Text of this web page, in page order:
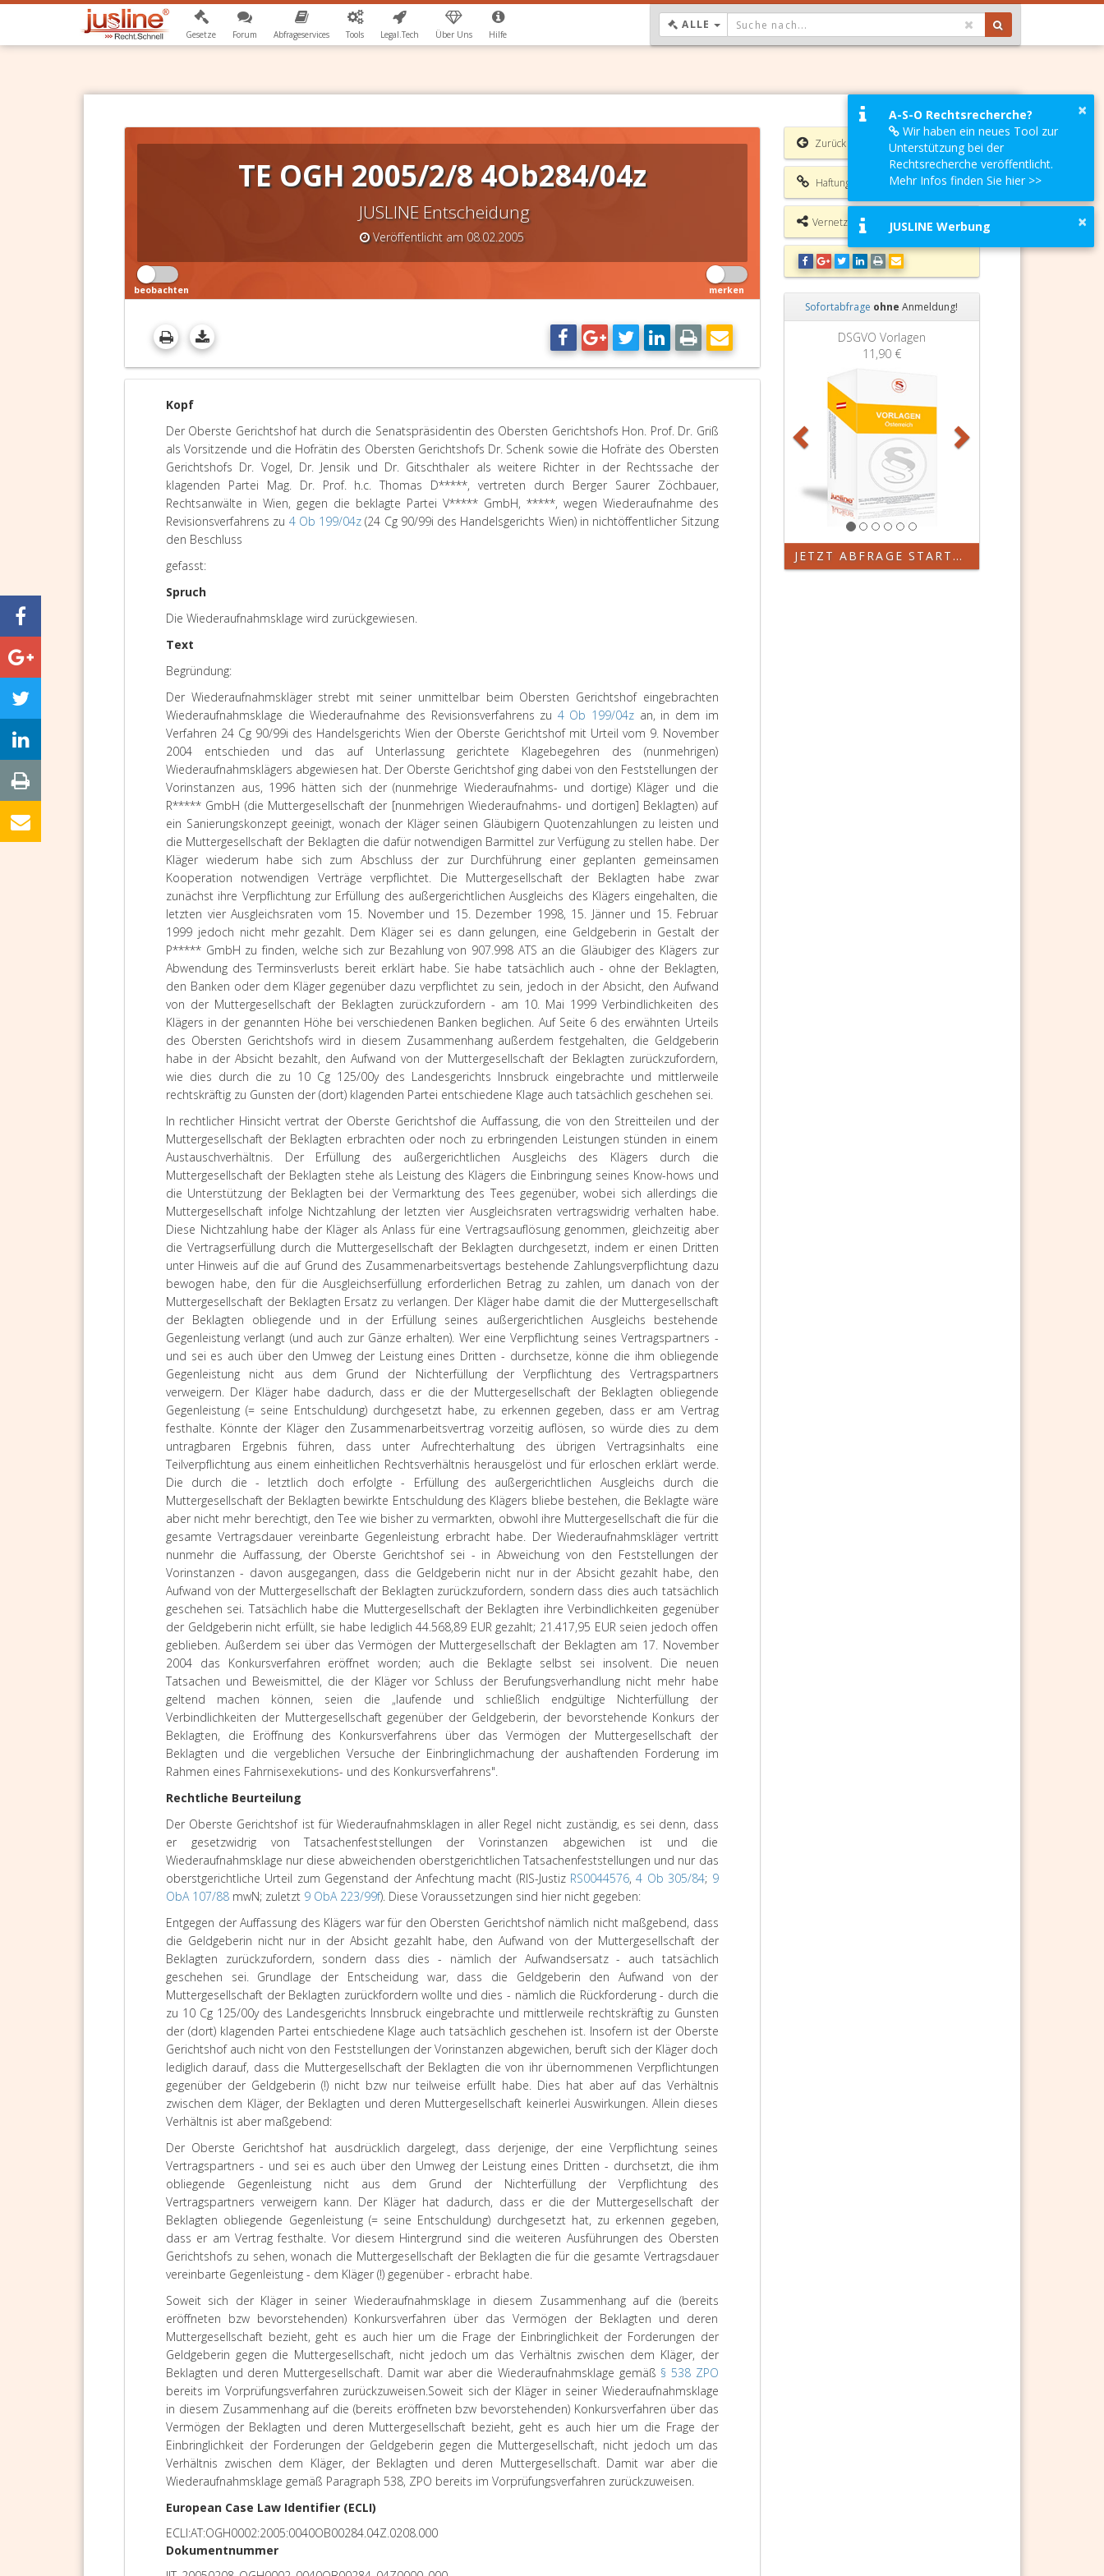
Gesetze Forum Abfrageservices Tools Legal.Tech Über Uns Hilfe
ALLE DROPDOWN: GEWÄHLTER WERT IST ALLE
TE OGH 2005/2/8 4Ob284/04z
JUSLINE Entscheidung
Veröffentlicht am 08.02.2005
beobachten merken
Kopf
Der Oberste Gerichtshof hat durch die Senatspräsidentin des Obersten Gerichtshofs Hon. Prof. Dr. Griß
als Vorsitzende und die Hofrätin des Obersten Gerichtshofs Dr. Schenk sowie die Hofräte des Obersten
Gerichtshofs Dr. Vogel, Dr. Jensik und Dr. Gitschthaler als weitere Richter in der Rechtssache der
klagenden Partei Mag. Dr. Prof. h.c. Thomas D*****, vertreten durch Berger Saurer Zöchbauer,
Rechtsanwälte in Wien, gegen die beklagte Partei V***** GmbH, *****, wegen Wiederaufnahme des
Revisionsverfahrens zu 4 Ob 199/04z (24 Cg 90/99i des Handelsgerichts Wien) in nichtöffentlicher Sitzung
den Beschluss
gefasst:
Spruch
Die Wiederaufnahmsklage wird zurückgewiesen.
Text
Begründung:
Der Wiederaufnahmskläger strebt mit seiner unmittelbar beim Obersten Gerichtshof eingebrachten
Wiederaufnahmsklage die Wiederaufnahme des Revisionsverfahrens zu 4 Ob 199/04z an, in dem im
Verfahren 24 Cg 90/99i des Handelsgerichts Wien der Oberste Gerichtshof mit Urteil vom 9. November
2004 entschieden und das auf Unterlassung gerichtete Klagebegehren des (nunmehrigen)
Wiederaufnahmsklägers abgewiesen hat. Der Oberste Gerichtshof ging dabei von den Feststellungen der
Vorinstanzen aus, 1996 hätten sich der (nunmehrige Wiederaufnahms- und dortige) Kläger und die
R***** GmbH (die Muttergesellschaft der [nunmehrigen Wiederaufnahms- und dortigen] Beklagten) auf
ein Sanierungskonzept geeinigt, wonach der Kläger seinen Gläubigern Quotenzahlungen zu leisten und
die Muttergesellschaft der Beklagten die dafür notwendigen Barmittel zur Verfügung zu stellen habe. Der
Kläger wiederum habe sich zum Abschluss der zur Durchführung einer geplanten gemeinsamen
Kooperation notwendigen Verträge verpflichtet. Die Muttergesellschaft der Beklagten habe zwar
zunächst ihre Verpflichtung zur Erfüllung des außergerichtlichen Ausgleichs des Klägers eingehalten, die
letzten vier Ausgleichsraten vom 15. November und 15. Dezember 1998, 15. Jänner und 15. Februar
1999 jedoch nicht mehr gezahlt. Dem Kläger sei es dann gelungen, eine Geldgeberin in Gestalt der
P***** GmbH zu finden, welche sich zur Bezahlung von 907.998 ATS an die Gläubiger des Klägers zur
Abwendung des Terminsverlusts bereit erklärt habe. Sie habe tatsächlich auch - ohne der Beklagten,
den Banken oder dem Kläger gegenüber dazu verpflichtet zu sein, jedoch in der Absicht, den Aufwand
von der Muttergesellschaft der Beklagten zurückzufordern - am 10. Mai 1999 Verbindlichkeiten des
Klägers in der genannten Höhe bei verschiedenen Banken beglichen. Auf Seite 6 des erwähnten Urteils
des Obersten Gerichtshofs wird in diesem Zusammenhang außerdem festgehalten, die Geldgeberin
habe in der Absicht bezahlt, den Aufwand von der Muttergesellschaft der Beklagten zurückzufordern,
wie dies durch die zu 10 Cg 125/00y des Landesgerichts Innsbruck eingebrachte und mittlerweile
rechtskräftig zu Gunsten der (dort) klagenden Partei entschiedene Klage auch tatsächlich geschehen sei.
In rechtlicher Hinsicht vertrat der Oberste Gerichtshof die Auffassung, die von den Streitteilen und der
Muttergesellschaft der Beklagten erbrachten oder noch zu erbringenden Leistungen stünden in einem
Austauschverhältnis. Der Erfüllung des außergerichtlichen Ausgleichs des Klägers durch die
Muttergesellschaft der Beklagten stehe als Leistung des Klägers die Einbringung seines Know-hows und
die Unterstützung der Beklagten bei der Vermarktung des Tees gegenüber, wobei sich allerdings die
Muttergesellschaft infolge Nichtzahlung der letzten vier Ausgleichsraten vertragswidrig verhalten habe.
Diese Nichtzahlung habe der Kläger als Anlass für eine Vertragsauflösung genommen, gleichzeitig aber
die Vertragserfüllung durch die Muttergesellschaft der Beklagten durchgesetzt, indem er einen Dritten
unter Hinweis auf die auf Grund des Zusammenarbeitsvertags bestehende Zahlungsverpflichtung dazu
bewogen habe, den für die Ausgleichserfüllung erforderlichen Betrag zu zahlen, um danach von der
Muttergesellschaft der Beklagten Ersatz zu verlangen. Der Kläger habe damit die der Muttergesellschaft
der Beklagten obliegende und in der Erfüllung seines außergerichtlichen Ausgleichs bestehende
Gegenleistung verlangt (und auch zur Gänze erhalten). Wer eine Verpflichtung seines Vertragspartners -
und sei es auch über den Umweg der Leistung eines Dritten - durchsetze, könne die ihm obliegende
Gegenleistung nicht aus dem Grund der Nichterfüllung der Verpflichtung des Vertragspartners
verweigern. Der Kläger habe dadurch, dass er die der Muttergesellschaft der Beklagten obliegende
Gegenleistung (= seine Entschuldung) durchgesetzt habe, zu erkennen gegeben, dass er am Vertrag
festhalte. Könnte der Kläger den Zusammenarbeitsvertrag vorzeitig auflösen, so würde dies zu dem
untragbaren Ergebnis führen, dass unter Aufrechterhaltung des übrigen Vertragsinhalts eine
Teilverpflichtung aus einem einheitlichen Rechtsverhältnis herausgelöst und für erloschen erklärt werde.
Die durch die - letztlich doch erfolgte - Erfüllung des außergerichtlichen Ausgleichs durch die
Muttergesellschaft der Beklagten bewirkte Entschuldung des Klägers bliebe bestehen, die Beklagte wäre
aber nicht mehr berechtigt, den Tee wie bisher zu vermarkten, obwohl ihre Muttergesellschaft die für die
gesamte Vertragsdauer vereinbarte Gegenleistung erbracht habe. Der Wiederaufnahmskläger vertritt
nunmehr die Auffassung, der Oberste Gerichtshof sei - in Abweichung von den Feststellungen der
Vorinstanzen - davon ausgegangen, dass die Geldgeberin nicht nur in der Absicht gezahlt habe, den
Aufwand von der Muttergesellschaft der Beklagten zurückzufordern, sondern dass dies auch tatsächlich
geschehen sei. Tatsächlich habe die Muttergesellschaft der Beklagten ihre Verbindlichkeiten gegenüber
der Geldgeberin nicht erfüllt, sie habe lediglich 44.568,89 EUR gezahlt; 21.417,95 EUR seien jedoch offen
geblieben. Außerdem sei über das Vermögen der Muttergesellschaft der Beklagten am 17. November
2004 das Konkursverfahren eröffnet worden; auch die Beklagte selbst sei insolvent. Die neuen
Tatsachen und Beweismittel, die der Kläger vor Schluss der Berufungsverhandlung nicht mehr habe
geltend machen können, seien die „laufende und schließlich endgültige Nichterfüllung der
Verbindlichkeiten der Muttergesellschaft gegenüber der Geldgeberin, der bevorstehende Konkurs der
Beklagten, die Eröffnung des Konkursverfahrens über das Vermögen der Muttergesellschaft der
Beklagten und die vergeblichen Versuche der Einbringlichmachung der aushaftenden Forderung im
Rahmen eines Fahrnisexekutions- und des Konkursverfahrens".
Rechtliche Beurteilung
Der Oberste Gerichtshof ist für Wiederaufnahmsklagen in aller Regel nicht zuständig, es sei denn, dass
er gesetzwidrig von Tatsachenfeststellungen der Vorinstanzen abgewichen ist und die
Wiederaufnahmsklage nur diese abweichenden oberstgerichtlichen Tatsachenfeststellungen und nur das
oberstgerichtliche Urteil zum Gegenstand der Anfechtung macht (RIS-Justiz RS0044576,4 Ob 305/84; 9
ObA 107/88 mwN; zuletzt 9 ObA 223/99f). Diese Voraussetzungen sind hier nicht gegeben:
Entgegen der Auffassung des Klägers war für den Obersten Gerichtshof nämlich nicht maßgebend, dass
die Geldgeberin nicht nur in der Absicht gezahlt habe, den Aufwand von der Muttergesellschaft der
Beklagten zurückzufordern, sondern dass dies - nämlich der Aufwandsersatz - auch tatsächlich
geschehen sei. Grundlage der Entscheidung war, dass die Geldgeberin den Aufwand von der
Muttergesellschaft der Beklagten zurückfordern wollte und dies - nämlich die Rückforderung - durch die
zu 10 Cg 125/00y des Landesgerichts Innsbruck eingebrachte und mittlerweile rechtskräftig zu Gunsten
der (dort) klagenden Partei entschiedene Klage auch tatsächlich geschehen ist. Insofern ist der Oberste
Gerichtshof auch nicht von den Feststellungen der Vorinstanzen abgewichen, beruft sich der Kläger doch
lediglich darauf, dass die Muttergesellschaft der Beklagten die von ihr übernommenen Verpflichtungen
gegenüber der Geldgeberin (!) nicht bzw nur teilweise erfüllt habe. Dies hat aber auf das Verhältnis
zwischen dem Kläger, der Beklagten und deren Muttergesellschaft keinerlei Auswirkungen. Allein dieses
Verhältnis ist aber maßgebend:
Der Oberste Gerichtshof hat ausdrücklich dargelegt, dass derjenige, der eine Verpflichtung seines
Vertragspartners - und sei es auch über den Umweg der Leistung eines Dritten - durchsetzt, die ihm
obliegende Gegenleistung nicht aus dem Grund der Nichterfüllung der Verpflichtung des
Vertragspartners verweigern kann. Der Kläger hat dadurch, dass er die der Muttergesellschaft der
Beklagten obliegende Gegenleistung (= seine Entschuldung) durchgesetzt hat, zu erkennen gegeben,
dass er am Vertrag festhalte. Vor diesem Hintergrund sind die weiteren Ausführungen des Obersten
Gerichtshofs zu sehen, wonach die Muttergesellschaft der Beklagten die für die gesamte Vertragsdauer
vereinbarte Gegenleistung - dem Kläger (!) gegenüber - erbracht habe.
Soweit sich der Kläger in seiner Wiederaufnahmsklage in diesem Zusammenhang auf die (bereits
eröffneten bzw bevorstehenden) Konkursverfahren über das Vermögen der Beklagten und deren
Muttergesellschaft bezieht, geht es auch hier um die Frage der Einbringlichkeit der Forderungen der
Geldgeberin gegen die Muttergesellschaft, nicht jedoch um das Verhältnis zwischen dem Kläger, der
Beklagten und deren Muttergesellschaft. Damit war aber die Wiederaufnahmsklage gemäß § 538 ZPO
bereits im Vorprüfungsverfahren zurückzuweisen.Soweit sich der Kläger in seiner Wiederaufnahmsklage
in diesem Zusammenhang auf die (bereits eröffneten bzw bevorstehenden) Konkursverfahren über das
Vermögen der Beklagten und deren Muttergesellschaft bezieht, geht es auch hier um die Frage der
Einbringlichkeit der Forderungen der Geldgeberin gegen die Muttergesellschaft, nicht jedoch um das
Verhältnis zwischen dem Kläger, der Beklagten und deren Muttergesellschaft. Damit war aber die
Wiederaufnahmsklage gemäß Paragraph 538, ZPO bereits im Vorprüfungsverfahren zurückzuweisen.
European Case Law Identifier (ECLI)
ECLI:AT:OGH0002:2005:0040OB00284.04Z.0208.000
Dokumentnummer
Zurück
Haftungsausschluss
Vernetzungsmöglichkeiten
Sofortabfrage ohne Anmeldung!
Zurück
JETZT ABFRAGE STARTEN
×
A-S-O Rechtsrecherche?
Wir haben ein neues Tool zur
Unterstützung bei der
Rechtsrecherche veröffentlicht.
Mehr Infos finden Sie hier >>
×
JUSLINE Werbung